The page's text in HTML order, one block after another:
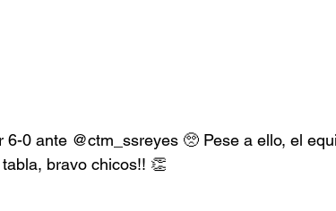
6-0 ante @ctm_ssreyes 🥺 Pese a ello, el
bravo chicos!! 👏